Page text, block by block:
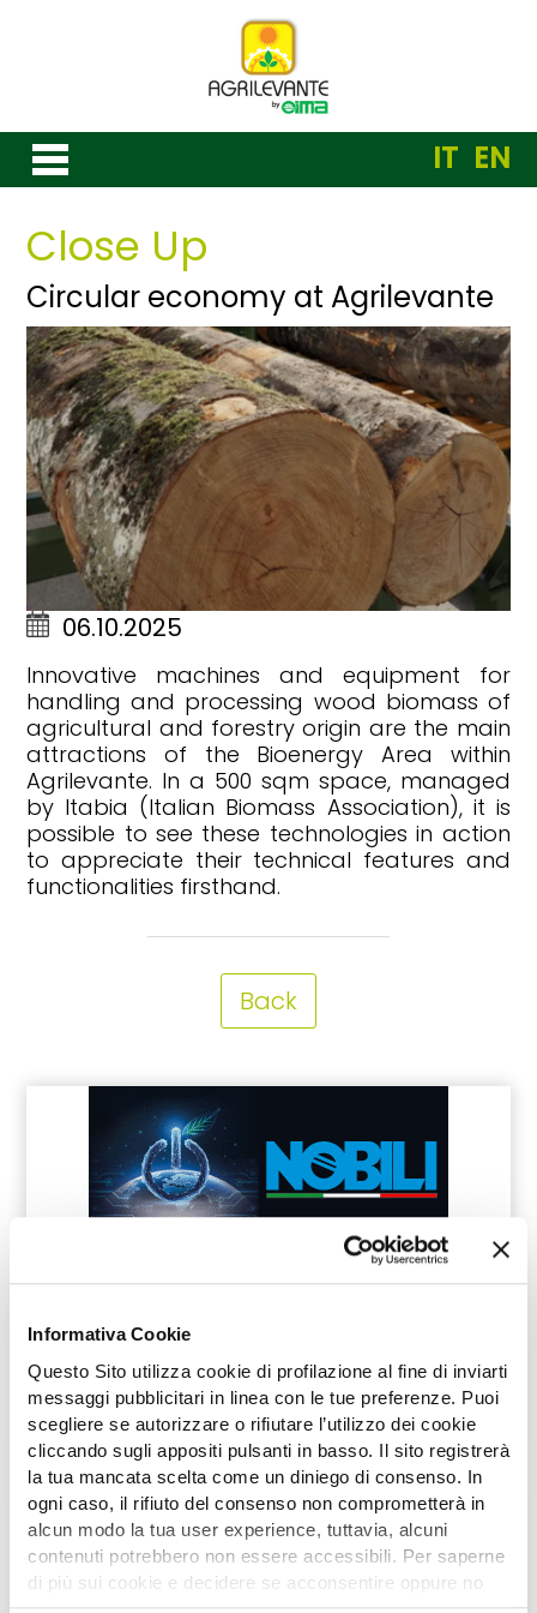
Informativa Cookie
Questo Sito utilizza cookie di profilazione al fine di inviarti
messaggi pubblicitari in linea con le tue preferenze. Puoi
scegliere se autorizzare o rifiutare l’utilizzo dei cookie
cliccando sugli appositi pulsanti in basso. Il sito registrerà
la tua mancata scelta come un diniego di consenso. In
ogni caso, il rifiuto del consenso non comprometterà in
alcun modo la tua user experience, tuttavia, alcuni
contenuti potrebbero non essere accessibili. Per saperne
di più sui cookie e decidere se acconsentire oppure no
IT EN
Close Up
Circular economy at Agrilevante
06.10.2025
Innovative machines and equipment for
handling and processing wood biomass of
agricultural and forestry origin are the main
attractions of the Bioenergy Area within
Agrilevante. In a 500 sqm space, managed
by Itabia (Italian Biomass Association), it is
possible to see these technologies in action
to appreciate their technical features and
functionalities firsthand.
Back